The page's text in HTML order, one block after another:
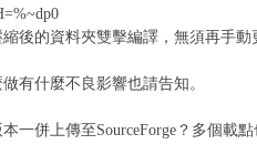
後的資料夾雙擊編譯，無須再手動
有什麼不良影響也請告知。
一併上傳至SourceForge？多個載